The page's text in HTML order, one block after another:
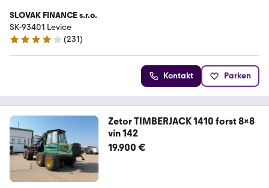
SLOVAK FINANCE s.r.o.
SK-93401 Levice
4.2 Sterne
(231)
Kontakt Parken
Zetor TIMBERJACK 1410 forst 8x8
vin 142
19.900 €